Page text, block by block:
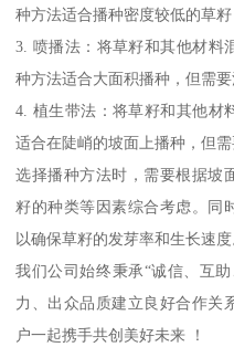
种方法适合播种密度较低的草
3. 喷播法：将草籽和其他材料
种方法适合大面积播种，但需要
4. 植生带法：将草籽和其他材
适合在陡峭的坡面上播种，但需
选择播种方法时，需要根据坡
籽的种类等因素综合考虑。同
以确保草籽的发芽率和生长速
我们公司始终秉承“诚信、互
力、出众品质建立良好合作关
户一起携手共创美好未来 ！